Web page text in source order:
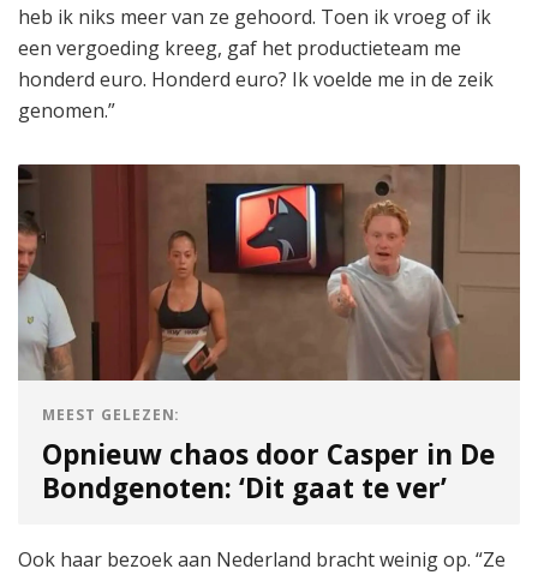
heb ik niks meer van ze gehoord. Toen ik vroeg of ik
een vergoeding kreeg, gaf het productieteam me
honderd euro. Honderd euro? Ik voelde me in de zeik
genomen.”
MEEST GELEZEN:
Opnieuw chaos door Casper in De
Bondgenoten: ‘Dit gaat te ver’
Ook haar bezoek aan Nederland bracht weinig op. “Ze